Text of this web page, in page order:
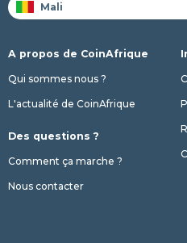
A propos de CoinAfrique
Qui sommes nous ?
L'actualité de CoinAfrique
Des questions ?
Comment ça marche ?
Nous contacter